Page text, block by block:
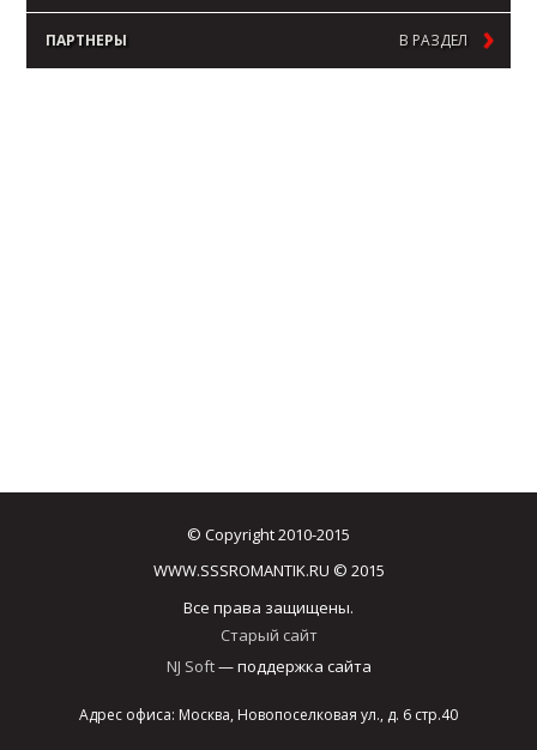
ПАРТНЕРЫ В РАЗДЕЛ
© Copyright 2010-2015
WWW.SSSROMANTIK.RU © 2015
Все права защищены.
Старый сайт
NJ Soft— поддержка сайта
Адрес офиса: Москва, Новопоселковая ул., д. 6 стр.40